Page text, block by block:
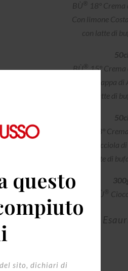
questo
sito, dichiari di
BÙ
18°
Con limone
con latte di
50cl
BÙ 15° Crema
e Grappa
con latte di
50cl
18°
con Nocciola
e latte di
BÙ